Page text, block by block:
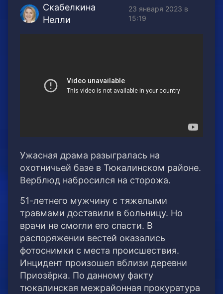
Скабелкина
Нелли
23 января 2023 в
15:19
Ужасная драма разыгралась на
охотничьей базе в Тюкалинском районе.
Верблюд набросился на сторожа.
51-летнего мужчину с тяжелыми
травмами доставили в больницу. Но
врачи не смогли его спасти. В
распоряжении вестей оказались
фотоснимки с места происшествия.
Инцидент произошел вблизи деревни
Приозёрка. По данному факту
тюкалинская межрайонная прокуратура